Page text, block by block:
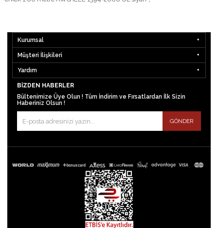
Kurumsal
Müşteri İlişkileri
Yardım
BIZDEN HABERLER
Bültenimize Üye Olun ! Tüm İndirim ve Fırsatlardan İlk Sizin
Haberiniz Olsun !
GÖNDER